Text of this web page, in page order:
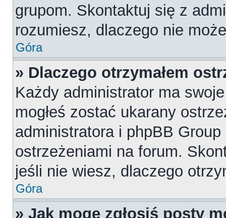
grupom. Skontaktuj się z
rozumiesz, dlaczego nie
Góra
» Dlaczego otrzymałem
Każdy administrator ma
mogłeś zostać ukarany
administratora i phpBB
ostrzeżeniami na forum.
jeśli nie wiesz, dlaczego
Góra
» Jak mogę zgłosiś posty